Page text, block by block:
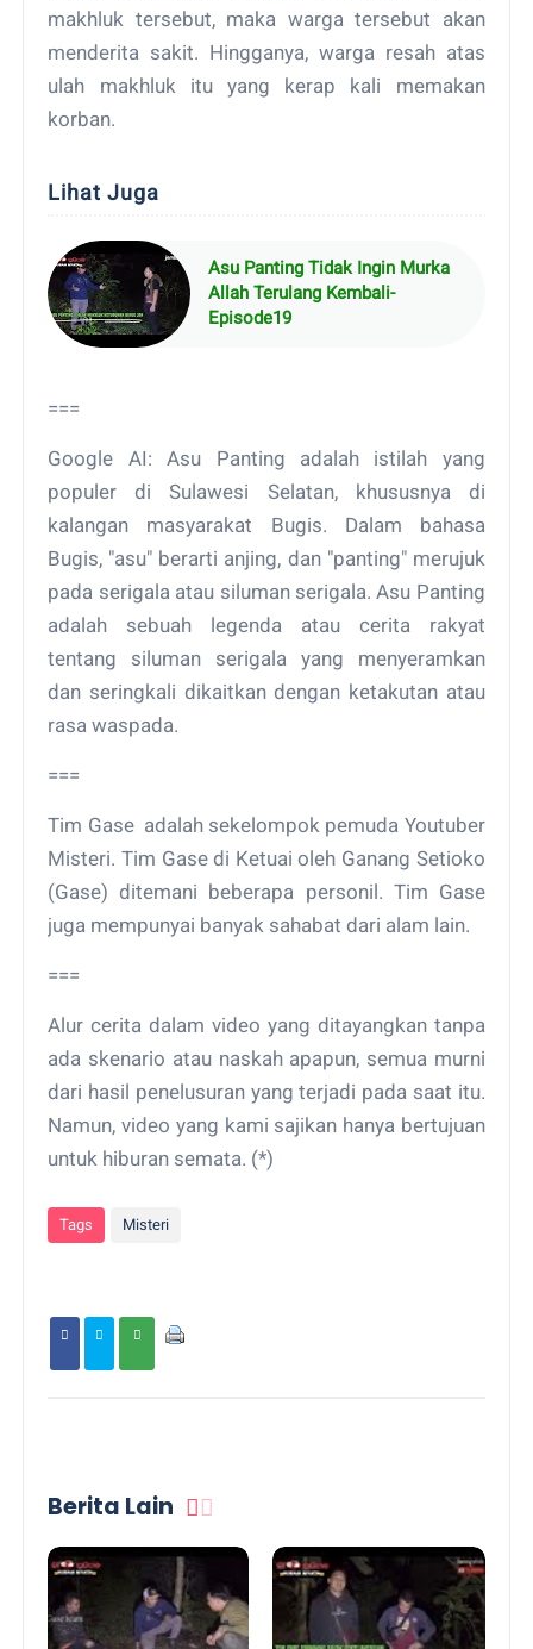
makhluk tersebut, maka warga tersebut akan
menderita sakit. Hingganya, warga resah atas
ulah makhluk itu yang kerap kali memakan
korban.
Lihat Juga
Asu Panting Tidak Ingin Murka
Allah Terulang Kembali-
Episode19
===
Google AI: Asu Panting adalah istilah yang
populer di Sulawesi Selatan, khususnya di
kalangan masyarakat Bugis. Dalam bahasa
Bugis, "asu" berarti anjing, dan "panting" merujuk
pada serigala atau siluman serigala. Asu Panting
adalah sebuah legenda atau cerita rakyat
tentang siluman serigala yang menyeramkan
dan seringkali dikaitkan dengan ketakutan atau
rasa waspada.
===
Tim Gase adalah sekelompok pemuda Youtuber
Misteri. Tim Gase di Ketuai oleh Ganang Setioko
(Gase) ditemani beberapa personil. Tim Gase
juga mempunyai banyak sahabat dari alam lain.
===
Alur cerita dalam video yang ditayangkan tanpa
ada skenario atau naskah apapun, semua murni
dari hasil penelusuran yang terjadi pada saat itu.
Namun, video yang kami sajikan hanya bertujuan
untuk hiburan semata. (*)
Tags Misteri
Berita Lain